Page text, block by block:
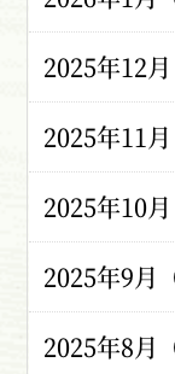
2025年12月
2025年11月
2025年10月
2025年9月
2025年8月